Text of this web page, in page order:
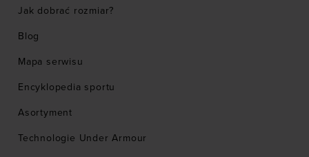
Jak dobrać rozmiar?
Blog
Mapa serwisu
Encyklopedia sportu
Asortyment
Technologie Under Armour